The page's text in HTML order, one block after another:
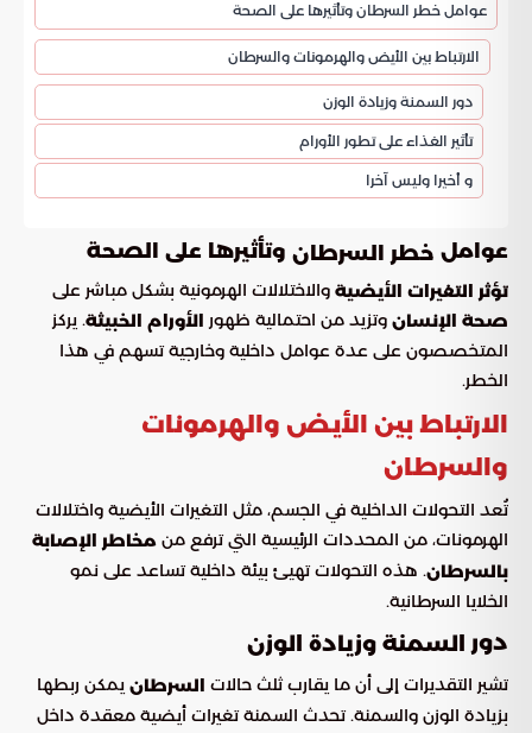
عوامل خطر السرطان وتأثيرها على الصحة
الارتباط بين الأيض والهرمونات والسرطان
دور السمنة وزيادة الوزن
تأثير الغذاء على تطور الأورام
و أخيرا وليس آخرا
عوامل خطر السرطان وتأثيرها على الصحة
تؤثر التغيرات الأيضية والاختلالات الهرمونية بشكل مباشر على
صحة الإنسان وتزيد من احتمالية ظهور الأورام الخبيثة. يركز
المتخصصون على عدة عوامل داخلية وخارجية تسهم في هذا
الخطر.
الارتباط بين الأيض والهرمونات
والسرطان
تُعد التحولات الداخلية في الجسم، مثل التغيرات الأيضية واختلالات
الهرمونات، من المحددات الرئيسية التي ترفع من مخاطر الإصابة
بالسرطان. هذه التحولات تهيئ بيئة داخلية تساعد على نمو
الخلايا السرطانية.
دور السمنة وزيادة الوزن
تشير التقديرات إلى أن ما يقارب ثلث حالات السرطان يمكن ربطها
بزيادة الوزن والسمنة. تحدث السمنة تغيرات أيضية معقدة داخل